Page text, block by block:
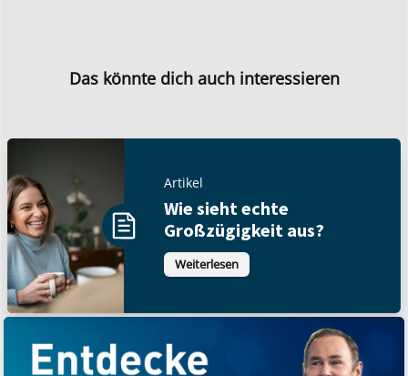
Das könnte dich auch interessieren
Artikel
Wie sieht echte
Großzügigkeit aus?
Weiterlesen